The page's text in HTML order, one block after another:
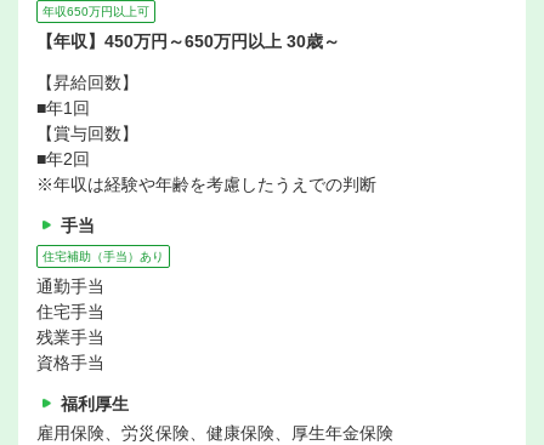
年収650万円以上可
【年収】450万円～650万円以上 30歳～
【昇給回数】
■年1回
【賞与回数】
■年2回
※年収は経験や年齢を考慮したうえでの判断
手当
住宅補助（手当）あり
通勤手当
住宅手当
残業手当
資格手当
福利厚生
雇用保険、労災保険、健康保険、厚生年金保険